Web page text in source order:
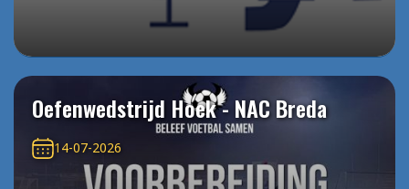
Oefenwedstrijd Hoek - NAC Breda
14-07-2026